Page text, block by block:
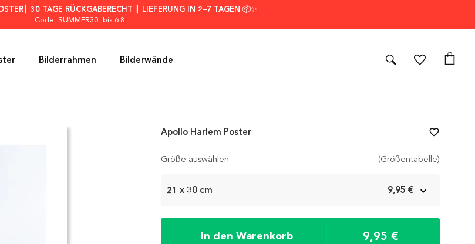
30 TAGE RÜCKGABERECHT ┃ LIEFERUNG IN 2–7 TAGEN 📦✨
Code: SUMMER30, bis 6.8.
Bilderrahmen Bilderwände
Größe auswählen (Größentabelle)
21 x 30 cm 9,95 €
In den Warenkorb 9,95 €
Apollo Harlem Poster favorite_border